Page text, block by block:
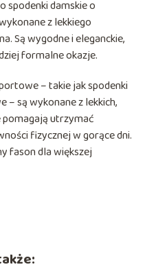
spodenki damskie o
z lekkiego
Są wygodne i eleganckie,
formalne okazje.
– takie jak spodenki
– są wykonane z lekkich,
utrzymać
fizycznej w gorące dni.
fason dla większej